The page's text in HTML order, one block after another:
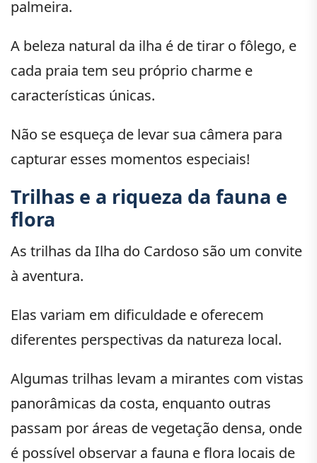
palmeira.
A beleza natural da ilha é de tirar o fôlego, e
cada praia tem seu próprio charme e
características únicas.
Não se esqueça de levar sua câmera para
capturar esses momentos especiais!
Trilhas e a riqueza da fauna e
flora
As trilhas da Ilha do Cardoso são um convite
à aventura.
Elas variam em dificuldade e oferecem
diferentes perspectivas da natureza local.
Algumas trilhas levam a mirantes com vistas
panorâmicas da costa, enquanto outras
passam por áreas de vegetação densa, onde
é possível observar a fauna e flora locais de